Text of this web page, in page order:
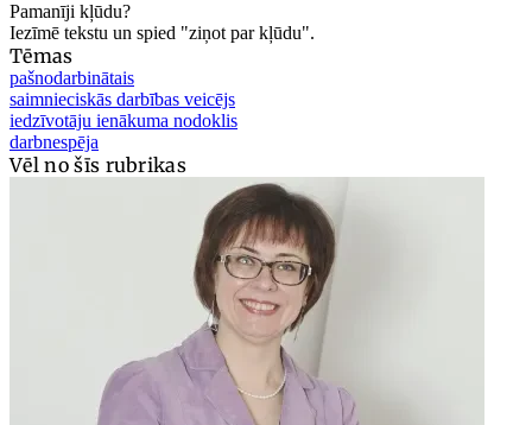
Pamanīji kļūdu?
Iezīmē tekstu un spied "ziņot par kļūdu".
Tēmas
pašnodarbinātais
saimnieciskās darbības veicējs
iedzīvotāju ienākuma nodoklis
darbnespēja
Vēl no šīs rubrikas